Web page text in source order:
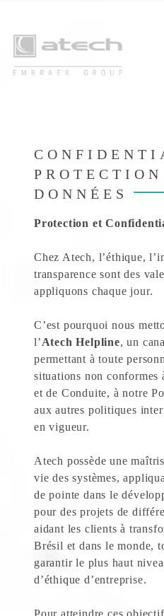
PROTECTION
DONNÉES
Protection et
Chez Atech, l’éthique,
transparence sont des
appliquons chaque jour.
C’est pourquoi nous
l’Atech Helpline, un
permettant à toute
situations non conformes
et de Conduite, à notre
aux autres politiques
en vigueur.
Atech possède une
vie des systèmes,
de pointe dans le
pour des projets de
aidant les clients à
Brésil et dans le monde,
garantir le plus haut
d’éthique d’entreprise.
Pour atteindre ces